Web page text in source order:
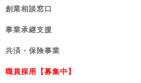
創業相談窓口
事業承継支援
共済・保険事業
職員採用【募集中】